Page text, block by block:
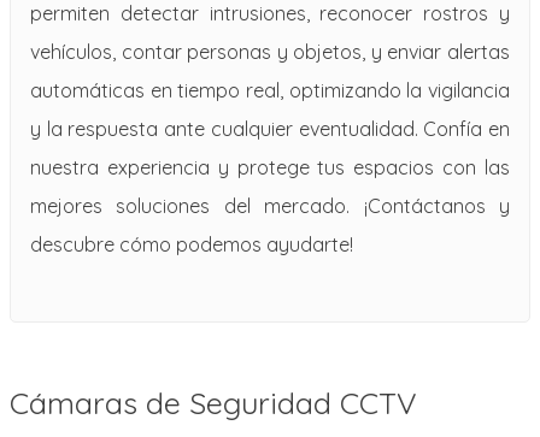
permiten detectar intrusiones, reconocer rostros y
vehículos, contar personas y objetos, y enviar alertas
automáticas en tiempo real, optimizando la vigilancia
y la respuesta ante cualquier eventualidad. Confía en
nuestra experiencia y protege tus espacios con las
mejores soluciones del mercado. ¡Contáctanos y
descubre cómo podemos ayudarte!
Cámaras de Seguridad CCTV